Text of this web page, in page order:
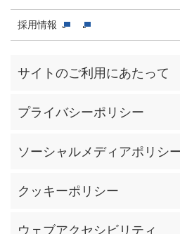
採用情報
サイトのご利用にあたって
プライバシーポリシー
ソーシャルメディアポリシ
クッキーポリシー
ウェブアクセシビリティ